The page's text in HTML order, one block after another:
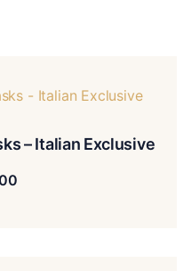
– Italian Exclusive